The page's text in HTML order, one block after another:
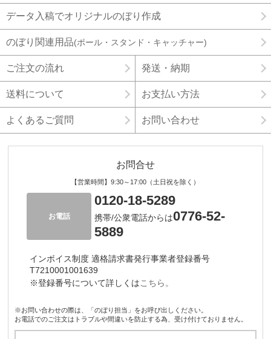
データ入稿でオリジナルのぼり作成
のぼり関連用品(ポール・スタンド・キャッチャー)
ご注文の流れ 発送・納期
送料について お支払い方法
よくあるご質問 お問い合わせ
お問合せ
【営業時間】9:30～17:00（土日祝を除く）
お電話
0120-18-5289
携帯/公衆電話からは0776-52-
5889
インボイス制度 適格請求書発行事業者登録番号
T7210001001639
※登録番号について詳しくはこちら。
※お問い合わせの際は、「のぼり担当」をお呼び出しください。
お電話でのご注文はトラブルや間違いを防止する為、受け付けておりません。